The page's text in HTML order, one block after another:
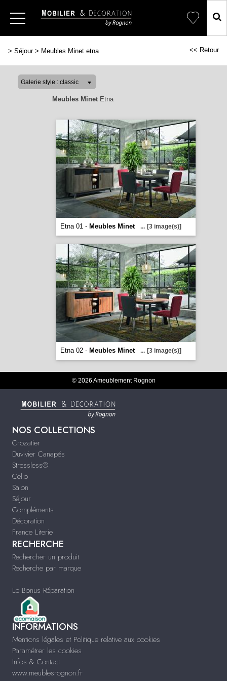
> Séjour> Meubles Minet etna << Retour
Meubles MinetEtna
Etna 01 - Meubles Minet ... [3 image(s)]
Etna 02 - Meubles Minet ... [3 image(s)]
© 2026 Ameublement Rognon
NOS COLLECTIONS
Crozatier
Duvivier Canapés
Stressless®
Celio
Salon
Séjour
Compléments
Décoration
France Literie
RECHERCHE
Rechercher un produit
Recherche par marque
Le Bonus Réparation
INFORMATIONS
Mentions légales et Politique relative aux cookies
Paramétrer les cookies
Infos & Contact
www.meublesrognon.fr